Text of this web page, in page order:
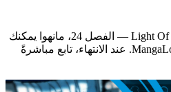
أنت تقرأ Light Of The Dawn (Remake) — الفصل 24، مانهوا يمكنك
عند الانتهاء، تابع مباشرةً